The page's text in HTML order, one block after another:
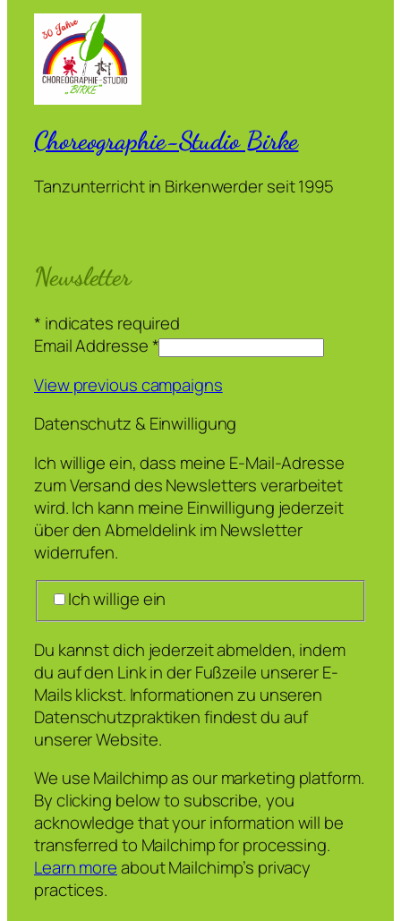
Choreographie-Studio Birke
Tanzunterricht in Birkenwerder seit 1995
Newsletter
* indicates required
Email Addresse*
View previous campaigns
Datenschutz & Einwilligung
Ich willige ein, dass meine E-Mail-Adresse
zum Versand des Newsletters verarbeitet
wird. Ich kann meine Einwilligung jederzeit
über den Abmeldelink im Newsletter
widerrufen.
Ich willige ein
Du kannst dich jederzeit abmelden, indem
du auf den Link in der Fußzeile unserer E-
Mails klickst. Informationen zu unseren
Datenschutzpraktiken findest du auf
unserer Website.
We use Mailchimp as our marketing platform.
By clicking below to subscribe, you
acknowledge that your information will be
transferred to Mailchimp for processing.
Learn moreabout Mailchimp’s privacy
practices.